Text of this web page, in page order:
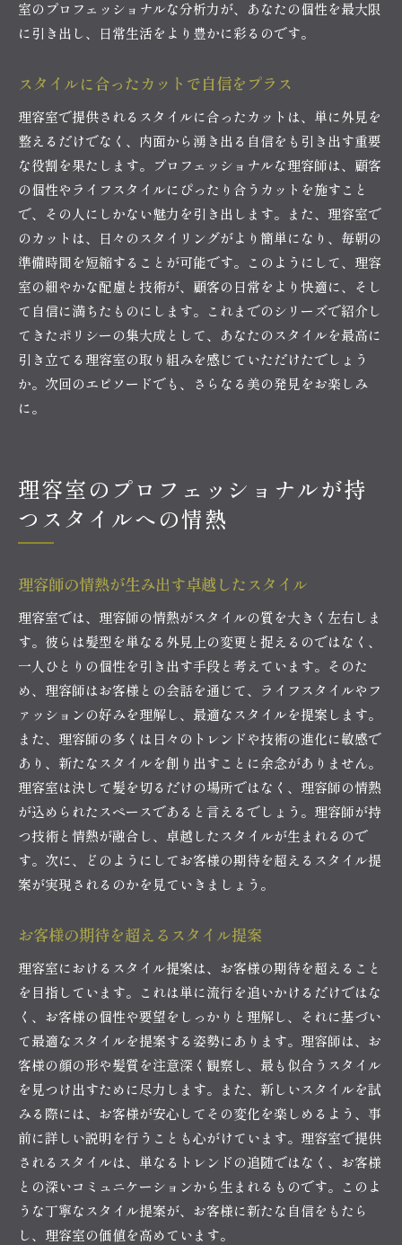
室のプロフェッショナルな分析力が、あなたの個性を最大限
に引き出し、日常生活をより豊かに彩るのです。
スタイルに合ったカットで自信をプラス
理容室で提供されるスタイルに合ったカットは、単に外見を
整えるだけでなく、内面から湧き出る自信をも引き出す重要
な役割を果たします。プロフェッショナルな理容師は、顧客
の個性やライフスタイルにぴったり合うカットを施すこと
で、その人にしかない魅力を引き出します。また、理容室で
のカットは、日々のスタイリングがより簡単になり、毎朝の
準備時間を短縮することが可能です。このようにして、理容
室の細やかな配慮と技術が、顧客の日常をより快適に、そし
て自信に満ちたものにします。これまでのシリーズで紹介し
てきたポリシーの集大成として、あなたのスタイルを最高に
引き立てる理容室の取り組みを感じていただけたでしょう
か。次回のエピソードでも、さらなる美の発見をお楽しみ
に。
理容室のプロフェッショナルが持
つスタイルへの情熱
理容師の情熱が生み出す卓越したスタイル
理容室では、理容師の情熱がスタイルの質を大きく左右しま
す。彼らは髪型を単なる外見上の変更と捉えるのではなく、
一人ひとりの個性を引き出す手段と考えています。そのた
め、理容師はお客様との会話を通じて、ライフスタイルやフ
ァッションの好みを理解し、最適なスタイルを提案します。
また、理容師の多くは日々のトレンドや技術の進化に敏感で
あり、新たなスタイルを創り出すことに余念がありません。
理容室は決して髪を切るだけの場所ではなく、理容師の情熱
が込められたスペースであると言えるでしょう。理容師が持
つ技術と情熱が融合し、卓越したスタイルが生まれるので
す。次に、どのようにしてお客様の期待を超えるスタイル提
案が実現されるのかを見ていきましょう。
お客様の期待を超えるスタイル提案
理容室におけるスタイル提案は、お客様の期待を超えること
を目指しています。これは単に流行を追いかけるだけではな
く、お客様の個性や要望をしっかりと理解し、それに基づい
て最適なスタイルを提案する姿勢にあります。理容師は、お
客様の顔の形や髪質を注意深く観察し、最も似合うスタイル
を見つけ出すために尽力します。また、新しいスタイルを試
みる際には、お客様が安心してその変化を楽しめるよう、事
前に詳しい説明を行うことも心がけています。理容室で提供
されるスタイルは、単なるトレンドの追随ではなく、お客様
との深いコミュニケーションから生まれるものです。このよ
うな丁寧なスタイル提案が、お客様に新たな自信をもたら
し、理容室の価値を高めています。